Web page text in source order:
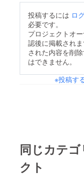
投稿するには ロ
必要です。
プロジェクトオ
認後に掲載され
された内容を削
はできません。
※投稿す
同じカテ
クト